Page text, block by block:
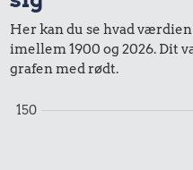
Her kan du se hvad værdien
imellem 1900 og 2026. Dit
grafen med rødt.
150